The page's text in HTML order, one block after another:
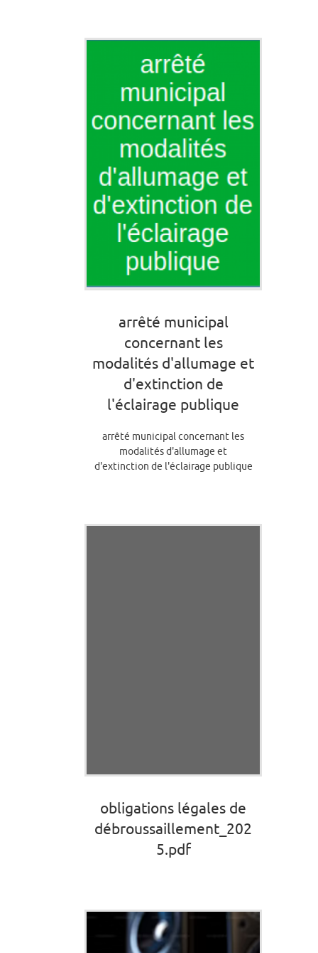
arrêté municipal
concernant les
modalités d'allumage et
d'extinction de
l'éclairage publique
arrêté municipal concernant les
modalités d'allumage et
d'extinction de l'éclairage publique
obligations légales de
débroussaillement_202
5.pdf